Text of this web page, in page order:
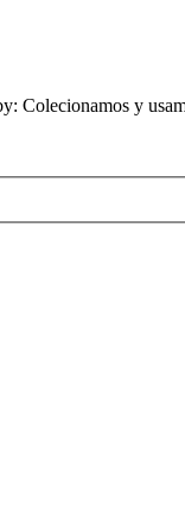
Colecionamos y